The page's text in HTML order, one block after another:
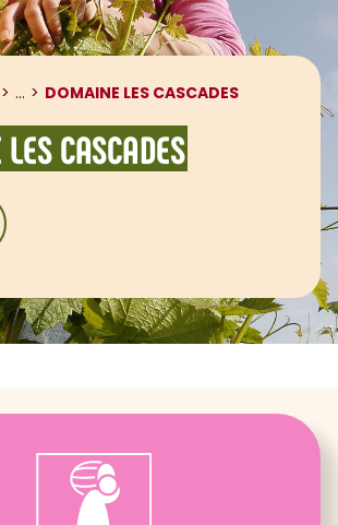
... Afficher le fil d'ariane
DOMAINE LES CASCADES
CASCADES
AUX FAVORIS